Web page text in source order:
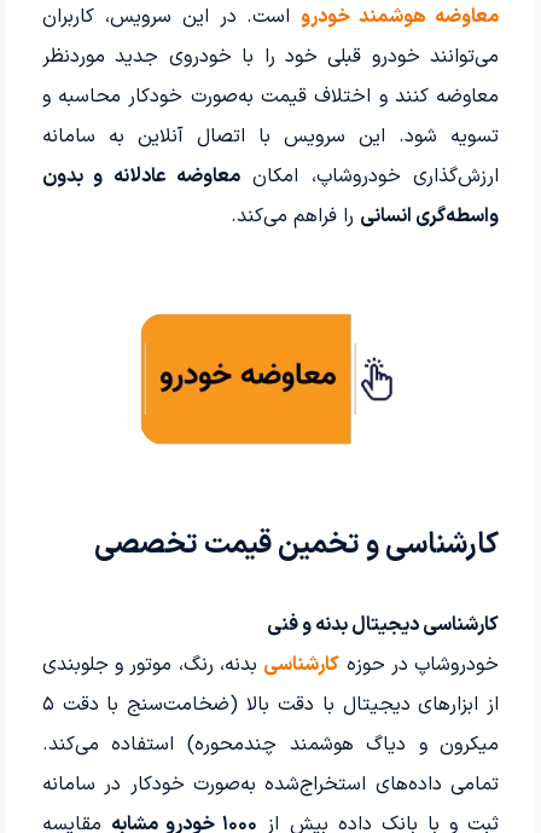
معاوضه هوشمند خودرو است. در این سرویس، کاربران
می‌توانند خودرو قبلی خود را با خودروی جدید موردنظر
معاوضه کنند و اختلاف قیمت به‌صورت خودکار محاسبه و
تسویه شود. این سرویس با اتصال آنلاین به سامانه
ارزش‌گذاری خودروشاپ، امکان معاوضه عادلانه و بدون
واسطه‌گری انسانی را فراهم می‌کند.
کارشناسی و تخمین قیمت تخصصی
کارشناسی دیجیتال بدنه و فنی
خودروشاپ در حوزه کارشناسی بدنه، رنگ، موتور و جلوبندی
از ابزارهای دیجیتال با دقت بالا (ضخامت‌سنج با دقت ۵
میکرون و دیاگ هوشمند چندمحوره) استفاده می‌کند.
تمامی داده‌های استخراج‌شده به‌صورت خودکار در سامانه
ثبت و با بانک داده بیش از ۱۰۰۰ خودرو مشابه
مقایسه